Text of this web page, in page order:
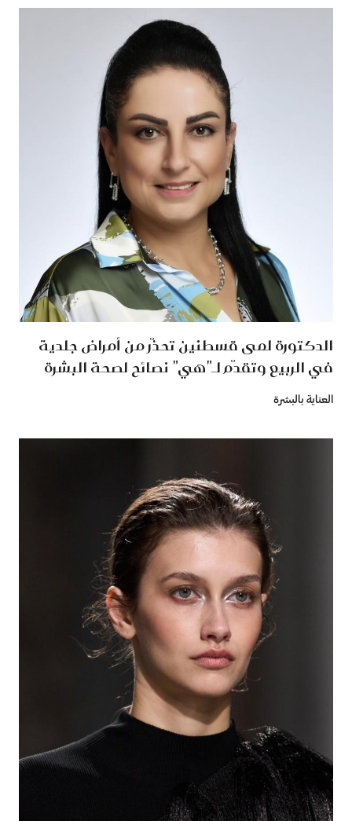
الدكتورة لمى قسطنين تحذّر من أمراض جلدية
في الربيع وتقدّم لـ"هي" نصائح لصحة البشرة
العناية بالبشرة